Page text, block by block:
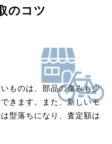
のコツ
ものは、部品の傷みも少
きます。また、新しいモ
型落ちになり、査定額は